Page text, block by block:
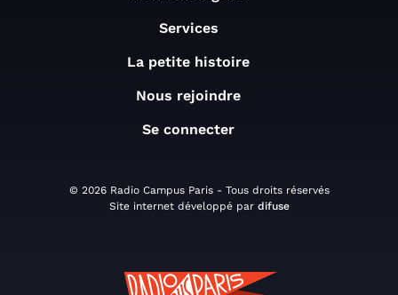
Services
La petite histoire
Nous rejoindre
Se connecter
© 2026 Radio Campus Paris - Tous droits réservés
Site internet développé par difuse